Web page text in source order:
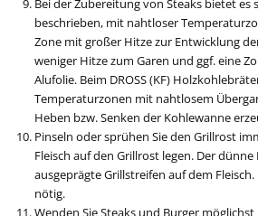
Bei der Zubereitung von Steaks bietet es
beschrieben, mit nahtloser
Zone mit großer Hitze zur Entwicklung
weniger Hitze zum Garen und ggf. eine
Alufolie. Beim DROSS (KF)
Temperaturzonen mit nahtlosem
Heben bzw. Senken der Kohlewanne
Pinseln oder sprühen Sie den Grillrost
Fleisch auf den Grillrost legen. Der
ausgeprägte Grillstreifen auf dem
nötig.
Wenden Sie Steaks und Burger